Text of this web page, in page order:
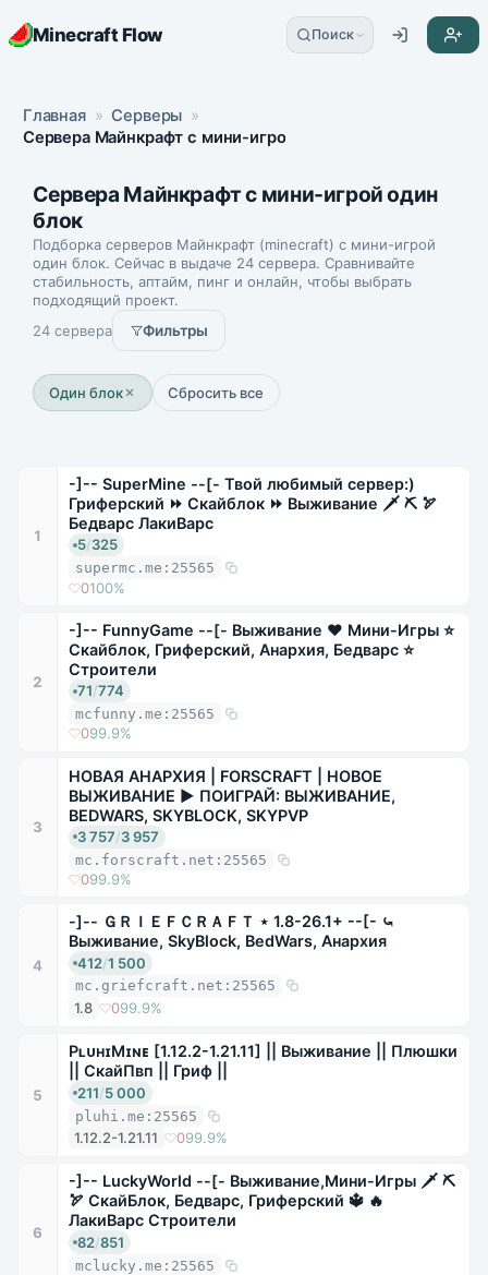
Minecraft Flow Поиск
Главная » Серверы »
Сервера Майнкрафт с мини-игрой один блок
Сервера Майнкрафт с мини-игрой один
блок
Подборка серверов Майнкрафт (minecraft) с мини-игрой
один блок. Сейчас в выдаче 24 сервера. Сравнивайте
стабильность, аптайм, пинг и онлайн, чтобы выбрать
подходящий проект.
24 сервера
Фильтры
Один блок Сбросить все
1
-]-- SuperMine --[- Твой любимый сервер:)
Гриферский ⏩ Скайблок ⏩ Выживание 🗡 ⛏ 🏹
Бедварс ЛакиВарс
5/325
supermc.me:25565
0100%
2
-]-- FunnyGame --[- Выживание ❤ Мини-Игры ⭐
Скайблок, Гриферский, Анархия, Бедварс ⭐
Строители
71/774
mcfunny.me:25565
099.9%
3
НОВАЯ АНАРХИЯ | FORSCRAFT | НОВОЕ
ВЫЖИВАНИЕ ▶ ПОИГРАЙ: ВЫЖИВАНИЕ,
BEDWARS, SKYBLOCK, SKYPVP
3 757/3 957
mc.forscraft.net:25565
099.9%
4
-]-- ＧＲＩＥＦＣＲＡＦＴ ⋆ 1.8-26.1+ --[- ⤿
Выживание, SkyBlock, BedWars, Анархия
412/1 500
mc.griefcraft.net:25565
1.8 099.9%
5
PʟᴜʜɪMɪɴᴇ [1.12.2-1.21.11] || Выживание || Плюшки
|| СкайПвп || Гриф ||
211/5 000
pluhi.me:25565
1.12.2-1.21.11 099.9%
6
-]-- LuckyWorld --[- Выживание,Мини-Игры 🗡 ⛏
🏹 СкайБлок, Бедварс, Гриферский 🔱 🔥
ЛакиВарс Строители
82/851
mclucky.me:25565